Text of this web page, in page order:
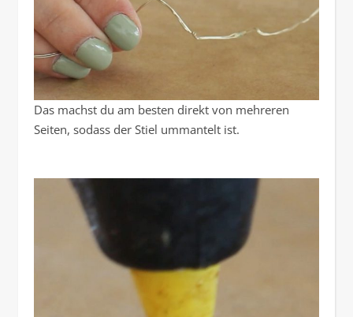
Das machst du am besten direkt von mehreren
Seiten, sodass der Stiel ummantelt ist.